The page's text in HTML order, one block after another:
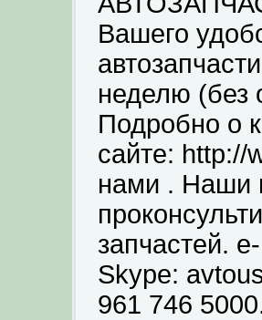
Вашего
неделю (без
Подробно о
сайте: http://
нами . Наши
запчастей.
Skype:
961 746